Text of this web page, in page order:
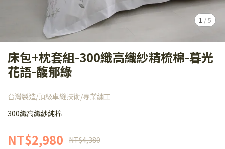
1 /5
床包+枕套組-300織高織紗精梳棉-暮光
花語-馥郁綠
台灣製造/頂級車縫技術/專業繡工
300織高織紗純棉
NT$2,980 NT$4,380